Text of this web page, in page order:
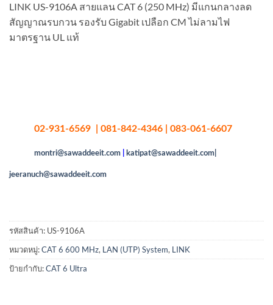
LINK US-9106A สายแลน CAT 6 (250 MHz) มีแกนกลางลด
สัญญาณรบกวน รองรับ Gigabit เปลือก CM ไม่ลามไฟ
มาตรฐาน UL แท้
02-931-6569 | 081-842-4346 | 083-061-6607
montri@sawaddeeit.com katipat@sawaddeeit.com|
jeeranuch@sawaddeeit.com
รหัสสินค้า: US-9106A
หมวดหมู่:CAT 6 600 MHz, LAN (UTP) System, LINK
ป้ายกำกับ:CAT 6 Ultra